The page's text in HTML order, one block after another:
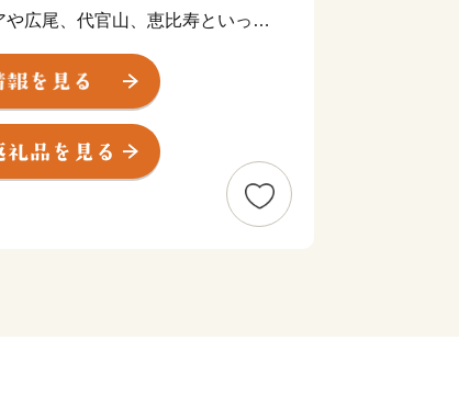
広尾、代官山、恵比寿といった
ヶ谷・初台地区等の人情味が漂
感じる代々木・千駄ヶ谷地区な
。
谷駅周辺のまちづくりも現在進
信地である渋谷区の魅力を体験・